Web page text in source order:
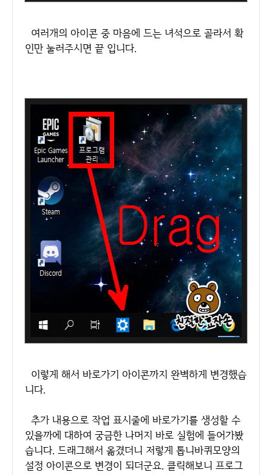
여러개의 아이콘 중 마음에 드는 녀석으로 골라서 확
인만 눌러주시면 끝 입니다.
이렇게 해서 바로가기 아이콘까지 완벽하게 변경했습
니다.
추가 내용으로 작업 표시줄에 바로가기를 생성할 수
있을까에 대하여 궁금한 나머지 바로 실험에 들어가봤
습니다. 드래그해서 옮겼더니 저렇게 톱니바퀴모양의
설정 아이콘으로 변경이 되더군요. 클릭해보니 프로그